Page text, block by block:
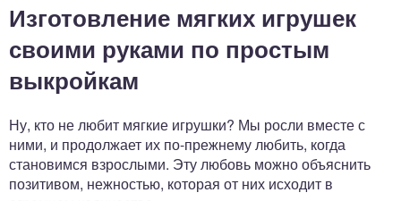
Изготовление мягких игрушек
своими руками по простым
выкройкам
Ну, кто не любит мягкие игрушки? Мы росли вместе с
ними, и продолжает их по-прежнему любить, когда
становимся взрослыми. Эту любовь можно объяснить
позитивом, нежностью, которая от них исходит в